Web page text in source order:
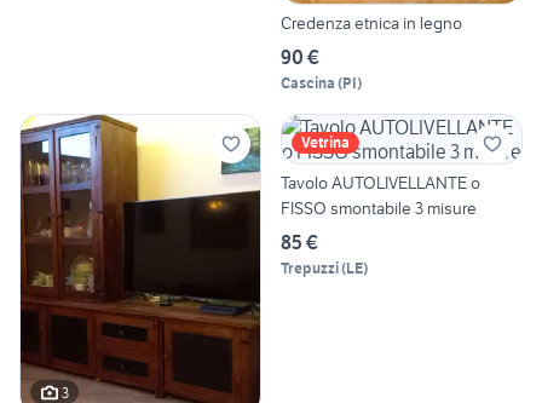
Credenza etnica in legno
90 €
Cascina (PI)
3
Vetrina
Tavolo AUTOLIVELLANTE o
FISSO smontabile 3 misure
85 €
Trepuzzi(LE)